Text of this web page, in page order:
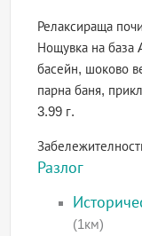
Релаксираща
Нощувка на база
басейн, шоково
парна баня,
3.99 г.
Разлог
(1км)